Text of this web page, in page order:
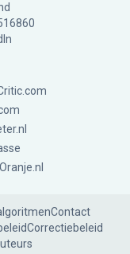
Contact
Correctiebeleid